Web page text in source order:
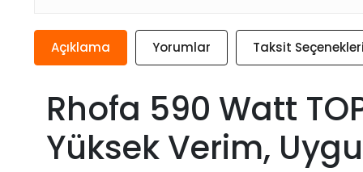
Açıklama Yorumlar Taksit
Rhofa 590 Watt
Yüksek Verim,